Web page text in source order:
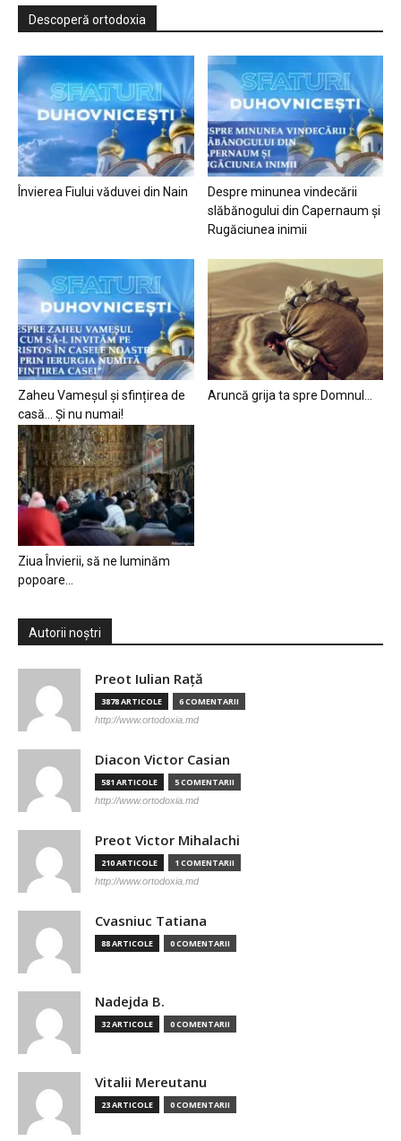
Descoperă ortodoxia
Învierea Fiului văduvei din Nain
Despre minunea vindecării
slăbănogului din Capernaum și
Rugăciunea inimii
Zaheu Vameșul și sfințirea de
casă… Și nu numai!
Aruncă grija ta spre Domnul…
Ziua Învierii, să ne luminăm
popoare…
Autorii noștri
Preot Iulian Raţă
3878 ARTICOLE 6 COMENTARII
http://www.ortodoxia.md
Diacon Victor Casian
581 ARTICOLE 5 COMENTARII
http://www.ortodoxia.md
Preot Victor Mihalachi
210 ARTICOLE 1 COMENTARII
http://www.ortodoxia.md
Cvasniuc Tatiana
88 ARTICOLE 0 COMENTARII
Nadejda B.
32 ARTICOLE 0 COMENTARII
Vitalii Mereutanu
23 ARTICOLE 0 COMENTARII